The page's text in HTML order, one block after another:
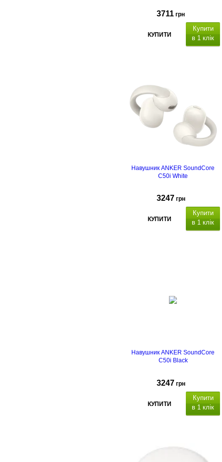
3711 грн
КУПИТИ
Купити
в 1 клік
Навушник ANKER SoundСore
C50i White
3247 грн
КУПИТИ
Купити
в 1 клік
Навушник ANKER SoundСore
C50i Black
3247 грн
КУПИТИ
Купити
в 1 клік